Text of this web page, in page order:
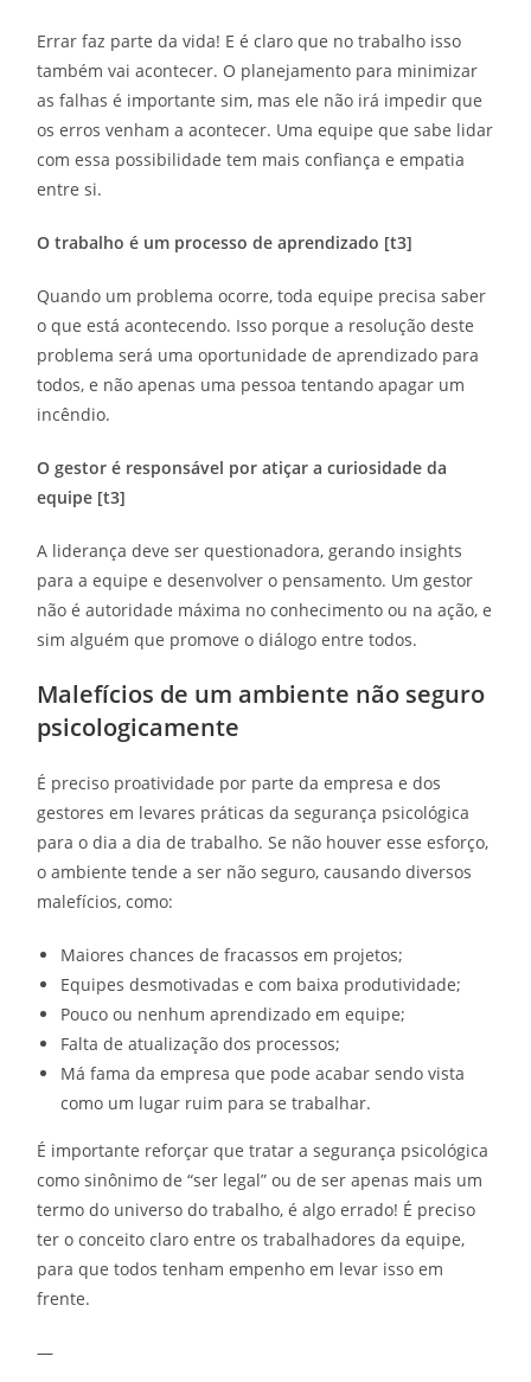
Errar faz parte da vida! E é claro que no trabalho isso
também vai acontecer. O planejamento para minimizar
as falhas é importante sim, mas ele não irá impedir que
os erros venham a acontecer. Uma equipe que sabe lidar
com essa possibilidade tem mais confiança e empatia
entre si.
O trabalho é um processo de aprendizado [t3]
Quando um problema ocorre, toda equipe precisa saber
o que está acontecendo. Isso porque a resolução deste
problema será uma oportunidade de aprendizado para
todos, e não apenas uma pessoa tentando apagar um
incêndio.
O gestor é responsável por atiçar a curiosidade da
equipe [t3]
A liderança deve ser questionadora, gerando insights
para a equipe e desenvolver o pensamento. Um gestor
não é autoridade máxima no conhecimento ou na ação, e
sim alguém que promove o diálogo entre todos.
Malefícios de um ambiente não seguro
psicologicamente
É preciso proatividade por parte da empresa e dos
gestores em levares práticas da segurança psicológica
para o dia a dia de trabalho. Se não houver esse esforço,
o ambiente tende a ser não seguro, causando diversos
malefícios, como:
Maiores chances de fracassos em projetos;
Equipes desmotivadas e com baixa produtividade;
Pouco ou nenhum aprendizado em equipe;
Falta de atualização dos processos;
Má fama da empresa que pode acabar sendo vista
como um lugar ruim para se trabalhar.
É importante reforçar que tratar a segurança psicológica
como sinônimo de “ser legal” ou de ser apenas mais um
termo do universo do trabalho, é algo errado! É preciso
ter o conceito claro entre os trabalhadores da equipe,
para que todos tenham empenho em levar isso em
frente.
—